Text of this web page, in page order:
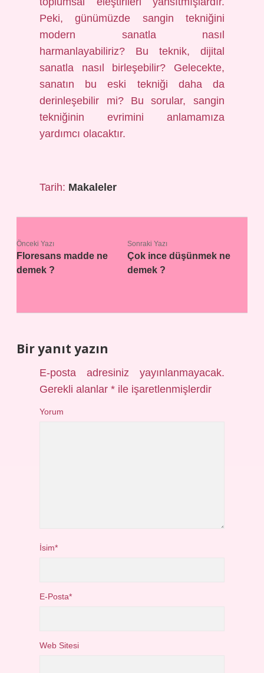
Peki, günümüzde sangin tekniğini
modern sanatla nasıl
harmanlayabiliriz? Bu teknik, dijital
sanatla nasıl birleşebilir? Gelecekte,
sanatın bu eski tekniği daha da
derinleşebilir mi? Bu sorular, sangin
tekniğinin evrimini anlamamıza
yardımcı olacaktır.
Tarih: Makaleler
Önceki Yazı
Floresans madde ne
demek ?
Sonraki Yazı
Çok ince düşünmek ne
demek ?
Bir yanıt yazın
E-posta adresiniz yayınlanmayacak.
Gerekli alanlar* ile işaretlenmişlerdir
Yorum
İsim*
E-Posta*
Web Sitesi